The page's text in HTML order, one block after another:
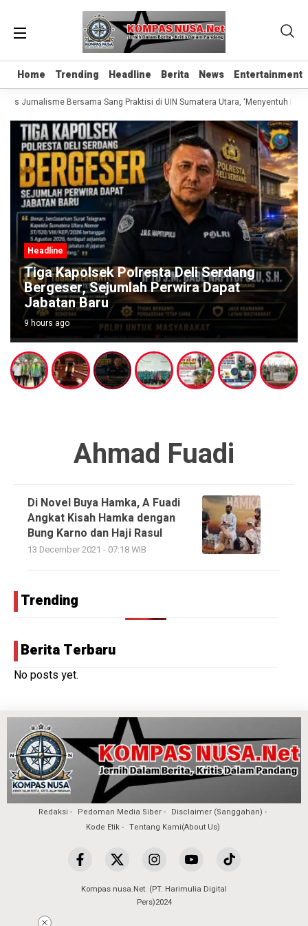
Home Trending Headline Berita News Entertainment
Home Trending Headline Berita News Entertainment
Jurnalisme Bersama Sang Praktisi di UIN Sumatera Utara, ‘Menyentuh Hati
Headline
Tiga Kapolsek Polresta Deli Serdang
Bergeser, Sejumlah Perwira Dapat
Jabatan Baru
9 hours ago
Ahmad Fuadi
Di Novel Buya Hamka, A Fuadi
Angkat Kisah Hamka dengan
Bung Karno dan Haji Rasul
13 December 2021 - 07:18 WIB
Trending
Berita Terbaru
No posts yet.
Redaksi Pedoman Media Siber
Disclaimer (Sanggahan)
Kode Etik
Tentang Kami(About Us)
Kompas nusa.Net. (PT. Harimulia Digital
Pers)2024